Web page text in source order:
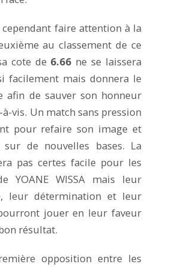
faire attention à la
au classement de ce
cote de 6.66 ne se laissera
facilement mais donnera le
afin de sauver son honneur
vis. Un match sans pression
pour refaire son image et
de nouvelles bases. La
pas certes facile pour les
YOANE WISSA mais leur
leur détermination et leur
jouer en leur faveur
résultat.
opposition entre les